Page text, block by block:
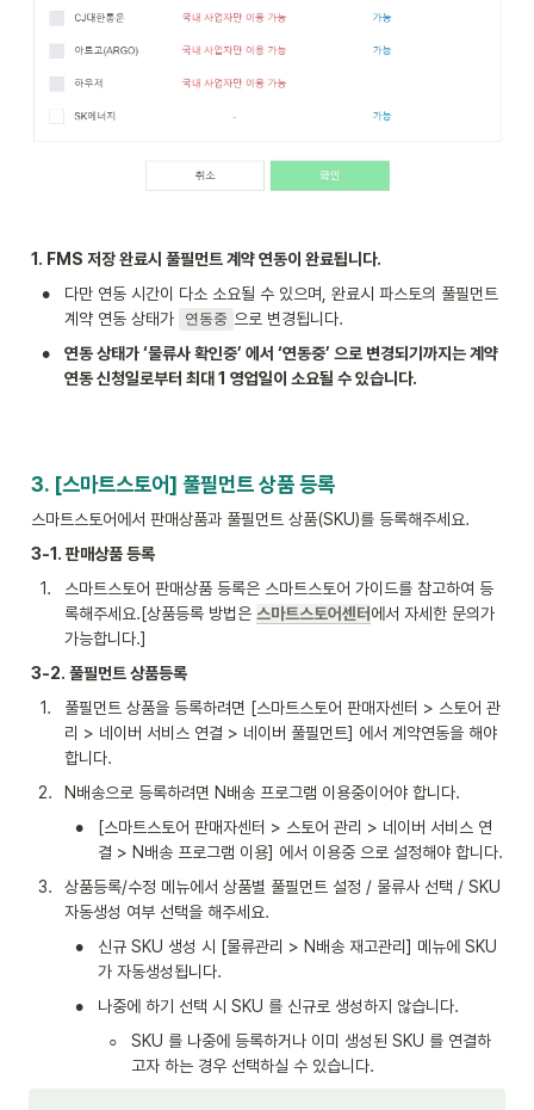
1. FMS 저장 완료시 풀필먼트 계약 연동이 완료됩니다.
•
다만 연동 시간이 다소 소요될 수 있으며, 완료시 파스토의 풀필먼트
계약 연동 상태가
연동중 으로 변경됩니다.
•
연동 상태가 ‘물류사 확인중’ 에서 ‘연동중’ 으로 변경되기까지는 계약
연동 신청일로부터 최대 1 영업일이 소요될 수 있습니다.
3. [스마트스토어] 풀필먼트 상품 등록
스마트스토어에서 판매상품과 풀필먼트 상품(SKU)를 등록해주세요.
3-1. 판매상품 등록
1.
스마트스토어 판매상품 등록은 스마트스토어 가이드를 참고하여 등
록해주세요.[상품등록 방법은 스마트스토어센터 에서 자세한 문의가
가능합니다.]
3-2. 풀필먼트 상품등록
1.
풀필먼트 상품을 등록하려면 [스마트스토어 판매자센터 > 스토어 관
리 > 네이버 서비스 연결 > 네이버 풀필먼트] 에서 계약연동을 해야
합니다.
2. N배송으로 등록하려면 N배송 프로그램 이용중이어야 합니다.
•
[스마트스토어 판매자센터 > 스토어 관리 > 네이버 서비스 연
결 > N배송 프로그램 이용] 에서 이용중 으로 설정해야 합니다.
3.
상품등록/수정 메뉴에서 상품별 풀필먼트 설정 / 물류사 선택 / SKU
자동생성 여부 선택을 해주세요.
•
신규 SKU 생성 시 [물류관리 > N배송 재고관리] 메뉴에 SKU
가 자동생성됩니다.
• 나중에 하기 선택 시 SKU 를 신규로 생성하지 않습니다.
◦
SKU 를 나중에 등록하거나 이미 생성된 SKU 를 연결하
고자 하는 경우 선택하실 수 있습니다.